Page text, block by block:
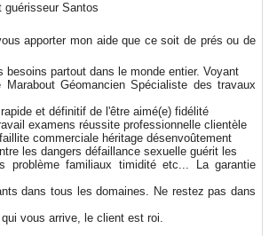
Santos
apporter mon aide que ce soit de prés ou de
besoins partout dans le monde entier. Voyant
Marabout Géomancien Spécialiste des travaux
et définitif de l'être aimé(e) fidélité
examens réussite professionnelle clientèle
commerciale héritage désenvoûtement
les dangers défaillance sexuelle guérit les
problème familiaux timidité etc... La garantie
dans tous les domaines. Ne restez pas dans
vous arrive, le client est roi.